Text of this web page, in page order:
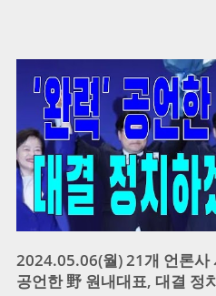
2024.05.06(월) 21개 언론
공언한 野 원내대표, 대결 정